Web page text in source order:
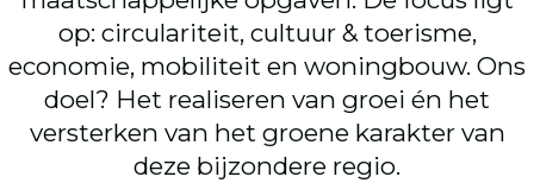
op: circulariteit, cultuur & toerisme,
economie, mobiliteit en woningbouw. Ons
doel? Het realiseren van groei én het
versterken van het groene karakter van
deze bijzondere regio.